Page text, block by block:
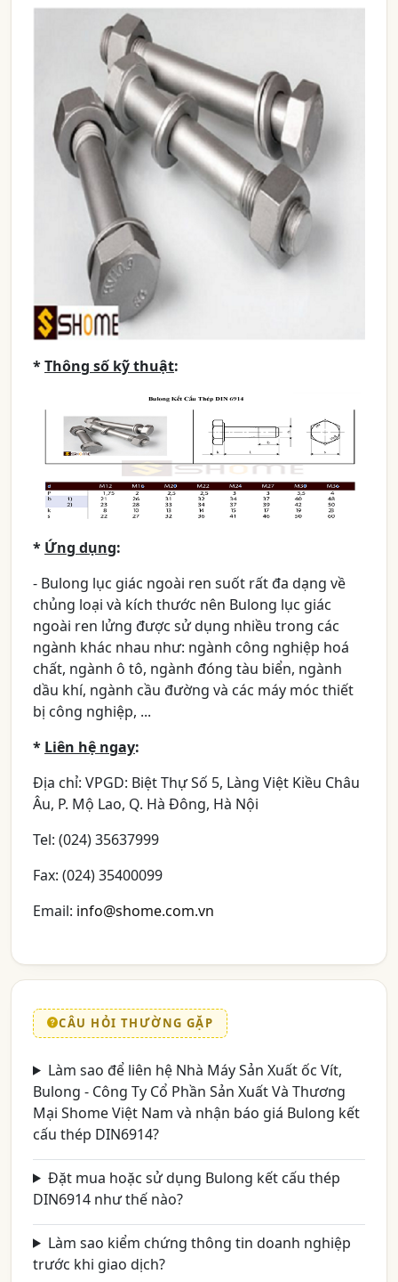
*Thông số kỹ thuật:
* Ứng dụng:
- Bulong lục giác ngoài ren suốt rất đa dạng về
chủng loại và kích thước nên Bulong lục giác
ngoài ren lửng được sử dụng nhiều trong các
ngành khác nhau như: ngành công nghiệp hoá
chất, ngành ô tô, ngành đóng tàu biển, ngành
dầu khí, ngành cầu đường và các máy móc thiết
bị công nghiệp, ...
* Liên hệ ngay:
Địa chỉ: VPGD: Biệt Thự Số 5, Làng Việt Kiều Châu
Âu, P. Mộ Lao, Q. Hà Đông, Hà Nội
Tel: (024) 35637999
Fax: (024) 35400099
Email: info@shome.com.vn
CÂU HỎI THƯỜNG GẶP
Làm sao để liên hệ Nhà Máy Sản Xuất ốc Vít,
Bulong - Công Ty Cổ Phần Sản Xuất Và Thương
Mại Shome Việt Nam và nhận báo giá Bulong kết
cấu thép DIN6914?
Đặt mua hoặc sử dụng Bulong kết cấu thép
DIN6914 như thế nào?
Làm sao kiểm chứng thông tin doanh nghiệp
trước khi giao dịch?